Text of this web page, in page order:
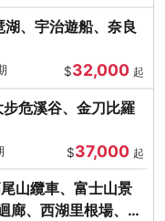
、宇治遊船、奈良
$32,000 起
危溪谷、金刀比羅
$37,000 起
山纜車、富士山景
廊、西湖里根場、銀